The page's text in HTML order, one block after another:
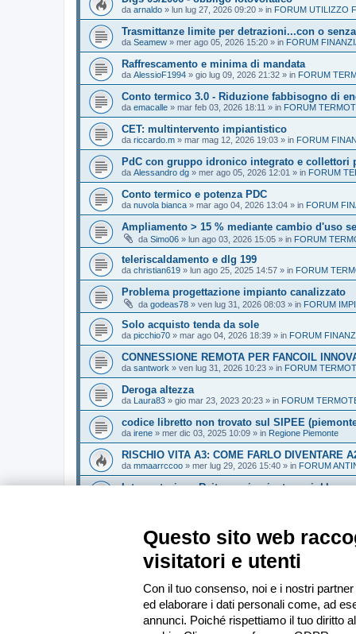
da arnaldo » lun lug 27, 2026 09:20 » in FORUM UTILIZZO
Trasmittanze limite per detrazioni...con o
da Seamew » mer ago 05, 2026 15:20 » in FORUM
Raffrescamento e minima di mandata
da AlessioF1994 » gio lug 09, 2026 21:32 » in FORUM
Conto termico 3.0 - Riduzione fabbisogno di
da emacalle » mar feb 03, 2026 18:11 » in FORUM
CET: multintervento impiantistico
da riccardo.m » mar mag 12, 2026 19:03 » in FORUM
PdC con gruppo idronico integrato e
da Alessandro dg » mer ago 05, 2026 12:01 » in FORUM
Conto termico e potenza PDC
da nuvola bianca » mar ago 04, 2026 13:04 » in FORUM
Ampliamento > 15 % mediante cambio d'uso
da Simo06 » lun ago 03, 2026 15:05 » in FORUM
teleriscaldamento e dlg 199
da christian619 » lun ago 25, 2025 14:57 » in FORUM
Problema progettazione impianto canalizzato
da godeas78 » ven lug 31, 2026 08:03 » in FORUM
Solo acquisto tenda da sole
da picchio70 » mar ago 04, 2026 18:39 » in FORUM
CONNESSIONE REMOTA PER FANCOIL
da santwork » ven lug 31, 2026 10:23 » in FORUM
Deroga altezza
da Laura83 » gio mar 23, 2023 20:23 » in FORUM
codice libretto non trovato sul SIPEE
da irene » mer dic 03, 2025 10:09 » in Regione Piemonte
RISCHIO VITA A3: COME FARLO DIVENTARE
da mmaarrccoo » mer lug 29, 2026 15:40 » in FORUM
Interpretazione Rvita con impianto sprinkler
StudioVVF ven lug 31, 2026 20:47 » in FORUM
Vai alla ricerca avanzata
Questo sito web
visitatori e utenti
Con il tuo consenso, noi e i nostri
ed elaborare i dati personali come, ad
annunci. Poiché rispettiamo il tuo diritto